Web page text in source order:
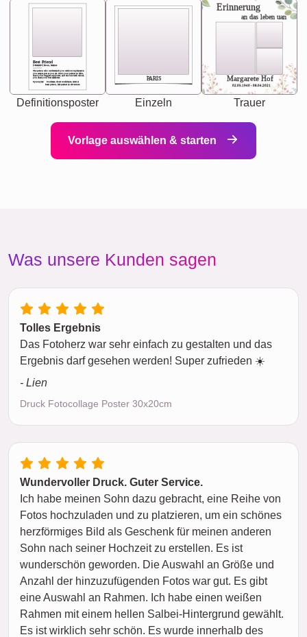
Best Friend
[<NAME>] Noun, feminie
Synonyms: Soulmate, closet confidante, sister at
heart person, life partner in adventure.
The person who understands you without explanation
you accepts just as you are. She's your partner in life's,
chaos your biggest supporter, and the one with whom
you share your best memories.
Definitionsposter
PARIS
Einzeln
Erinnerung
an das leben uan
Margarete Hof
02.05.1940 - 08.04.2021
Trauer
Vorlage auswählen & starten
Was unsere Kunden sagen
Tolles Ergebnis
Das Fotoherz war sehr einfach zu gestalten und das
Ergebnis darf gesehen werden! Super zufrieden ☀️
- Lien
Druck Fotocollage Poster 30x20cm
Wundervoller Druck. Guter Service.
Ich habe meinen Sohn dazu gebracht, eine Reihe von
Fotos hochzuladen und zu platzieren, um ein schönes
herzförmiges Bild als Geschenk für meinen anderen
Sohn nach seiner Hochzeit zu erstellen. Es ist
wunderschön geworden. Die Auswahl an Größe und
Anzahl der hinzuzufügenden Fotos war gut. Es gibt
eine Auswahl an Rahmen. Ich habe einen weißen
Rahmen mit einem hellen Salbei-Hintergrund gewählt.
Es ist wirklich sehr schön. Es wurde innerhalb des